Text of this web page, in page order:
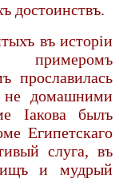
достоинствъ.
въ исторiи
примеромъ
прославилась
не домашними
Iакова былъ
Египетскаго
слуга, въ
и мудрый